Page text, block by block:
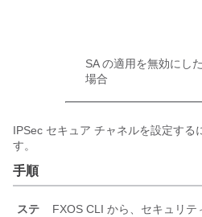
SA の適用を無効にした
場合
IPSec セキュア チャネルを設定する
す。
手順
ステ
FXOS CLI から、セキュリテ